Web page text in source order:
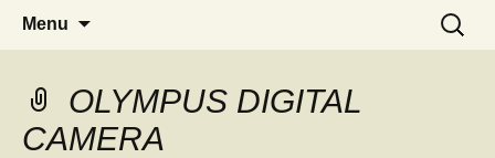
Tomaszowice – Parafia
Rzymskokatolicka
pw. Św. Apostołów Piotra i Pawła
Menu
Szukaj:
OLYMPUS DIGITAL
CAMERA